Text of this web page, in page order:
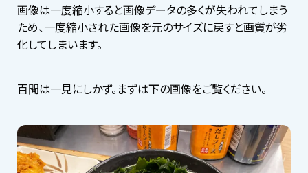
画像は一度縮小すると画像データの多くが失われてしまう
ため、一度縮小された画像を元のサイズに戻すと画質が劣
化してしまいます。
百聞は一見にしかず。まずは下の画像をご覧ください。